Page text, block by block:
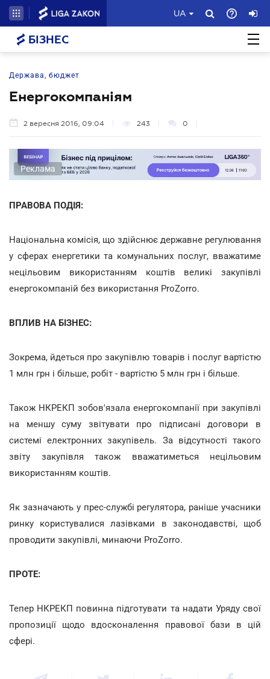
UA
БІЗНЕС
Держава, бюджет
Енергокомпаніям
2 вересня 2016, 09:04 243 0
Реклама
ПРАВОВА ПОДІЯ:
Національна комісія, що здійснює державне регулювання
у сферах енергетики та комунальних послуг, вважатиме
нецільовим використанням коштів великі закупівлі
енергокомпаній без використання ProZorro.
ВПЛИВ НА БІЗНЕС:
Зокрема, йдеться про закупівлю товарів і послуг вартістю
1 млн грн і більше, робіт - вартістю 5 млн грн і більше.
Також НКРЕКП зобов'язала енергокомпанії при закупівлі
на меншу суму звітувати про підписані договори в
системі електронних закупівель. За відсутності такого
звіту закупівля також вважатиметься нецільовим
використанням коштів.
Як зазначають у прес-службі регулятора, раніше учасники
ринку користувалися лазівками в законодавстві, щоб
проводити закупівлі, минаючи ProZorro.
ПРОТЕ:
Тепер НКРЕКП повинна підготувати та надати Уряду свої
пропозиції щодо вдосконалення правової бази в цій
сфері.